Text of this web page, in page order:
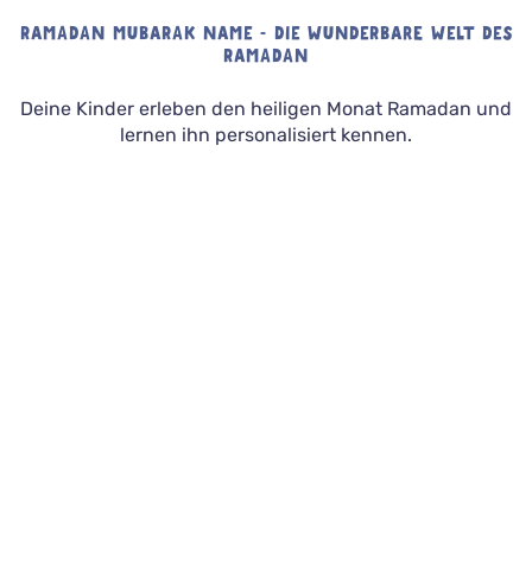
RAMADAN MUBARAK NAME - DIE WUNDERBARE WELT DES
RAMADAN
Deine Kinder erleben den heiligen Monat Ramadan und
lernen ihn personalisiert kennen.